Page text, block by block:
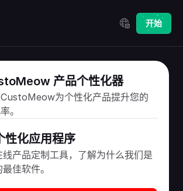
Select Language
开始
产品个性化器
为个性化产品提升您的
。
性化应用程序
线产品定制工具，了解为什么我们是
佳软件。